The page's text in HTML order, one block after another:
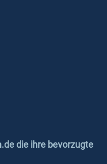
die ihre bevorzugte